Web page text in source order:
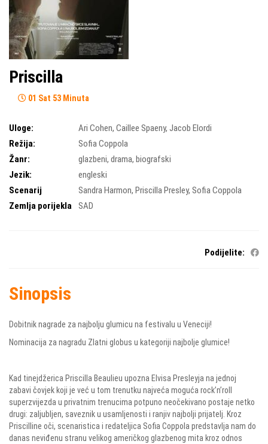
Priscilla
01 Sat 53 Minuta
Uloge: Ari Cohen,Caillee Spaeny,Jacob Elordi
Režija:
Sofia Coppola
Žanr:
glazbeni,drama,biografski
Jezik:
engleski
Scenarij
Sandra Harmon,Priscilla Presley,Sofia Coppola
Zemlja porijekla
SAD
Podijelite:
Sinopsis
Dobitnik nagrade za najbolju glumicu na festivalu u Veneciji!
Nominacija za nagradu Zlatni globus u kategoriji najbolje glumice!
Kad tinejdžerica Priscilla Beaulieu upozna Elvisa Presleyja na jednoj
zabavi čovjek koji je već u tom trenutku najveća moguća rock’n’roll
superzvijezda u privatnim trenucima potpuno neočekivano postaje netko
drugi: zaljubljen, saveznik u usamljenosti i ranjiv najbolji prijatelj. Kroz
Priscilline oči, scenaristica i redateljica Sofia Coppola predstavlja nam do
danas neviđenu stranu velikog američkog glazbenog mita kroz odnos